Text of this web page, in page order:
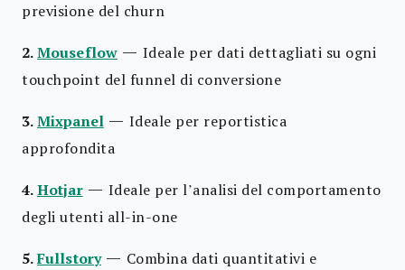
previsione del churn
2.Mouseflow — Ideale per dati dettagliati su ogni
touchpoint del funnel di conversione
3.Mixpanel — Ideale per reportistica
approfondita
4.Hotjar — Ideale per l’analisi del comportamento
degli utenti all-in-one
5.Fullstory — Combina dati quantitativi e